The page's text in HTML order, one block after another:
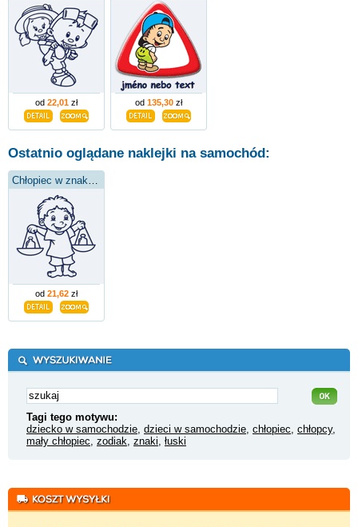
od 22,01 zł od 135,30 zł
Ostatnio oglądane naklejki na samochód:
od 21,62 zł
Tagi tego motywu:
dziecko w samochodzie dzieci w samochodzie chłopiec chłopcy,
mały chłopiec zodiak znaki łuski